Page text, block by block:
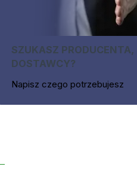
SZUKASZ PRODUCENTA,
DOSTAWCY?
Napisz czego potrzebujesz